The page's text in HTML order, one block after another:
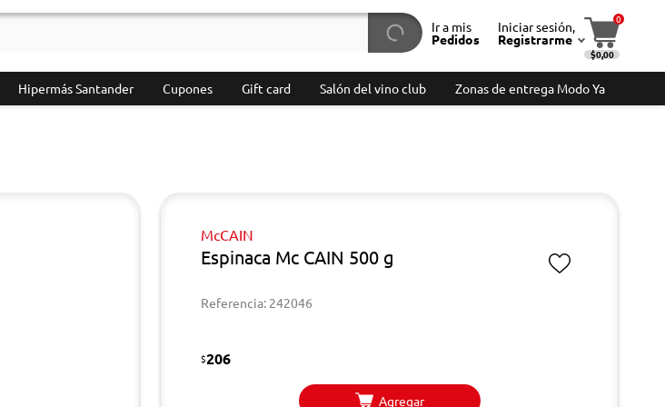
Ir a mis
Pedidos
Iniciar sesión,
Registrarme
0
$0,00
Hipermás Santander Cupones Gift card Salón del vino club Zonas de entrega Modo Ya
McCAIN
Espinaca Mc CAIN 500 g
Referencia: 242046
$206
Agregar